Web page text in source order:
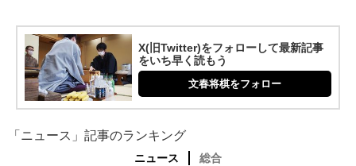
X(旧Twitter)をフォローして最新記事
をいち早く読もう
文春将棋をフォロー
「ニュース」記事のランキング
ニュース 総合